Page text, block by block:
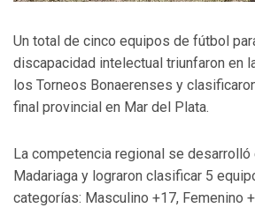
Un total de cinco equipos de fútbol
discapacidad intelectual triunfaron en
los Torneos Bonaerenses y
final provincial en Mar del Plata.
La competencia regional se desarrolló
Madariaga y lograron clasificar 5
categorías: Masculino +17, Femenino